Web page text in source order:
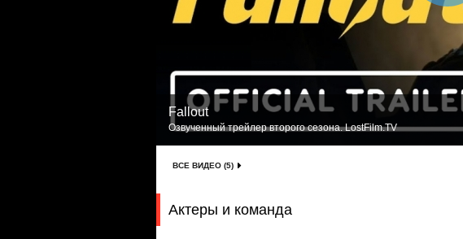
Fallout
Озвученный трейлер второго сезона. LostFilm.TV
ВСЕ ВИДЕО (5)
Актеры и команда